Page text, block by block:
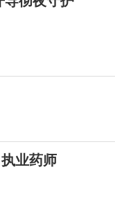
业药师